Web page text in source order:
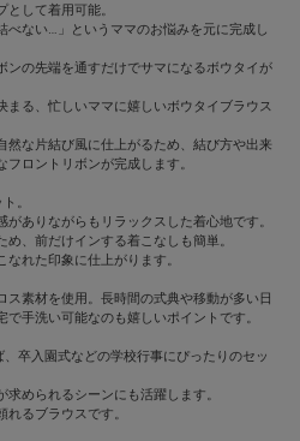
して着用可能。
べない…」というママのお悩みを元に完成し
ンの先端を通すだけでサマになるボウタイが
まる、忙しいママに嬉しいボウタイブラウス
然な片結び風に仕上がるため、結び方や出来
ロントリボンが完成します。
。
ありながらもリラックスした着心地です。
、前だけインする着こなしも簡単。
れた印象に仕上がります。
素材を使用。長時間の式典や移動が多い日
手洗い可能なのも嬉しいポイントです。
卒入園式などの学校行事にぴったりのセッ
められるシーンにも活躍します。
るブラウスです。